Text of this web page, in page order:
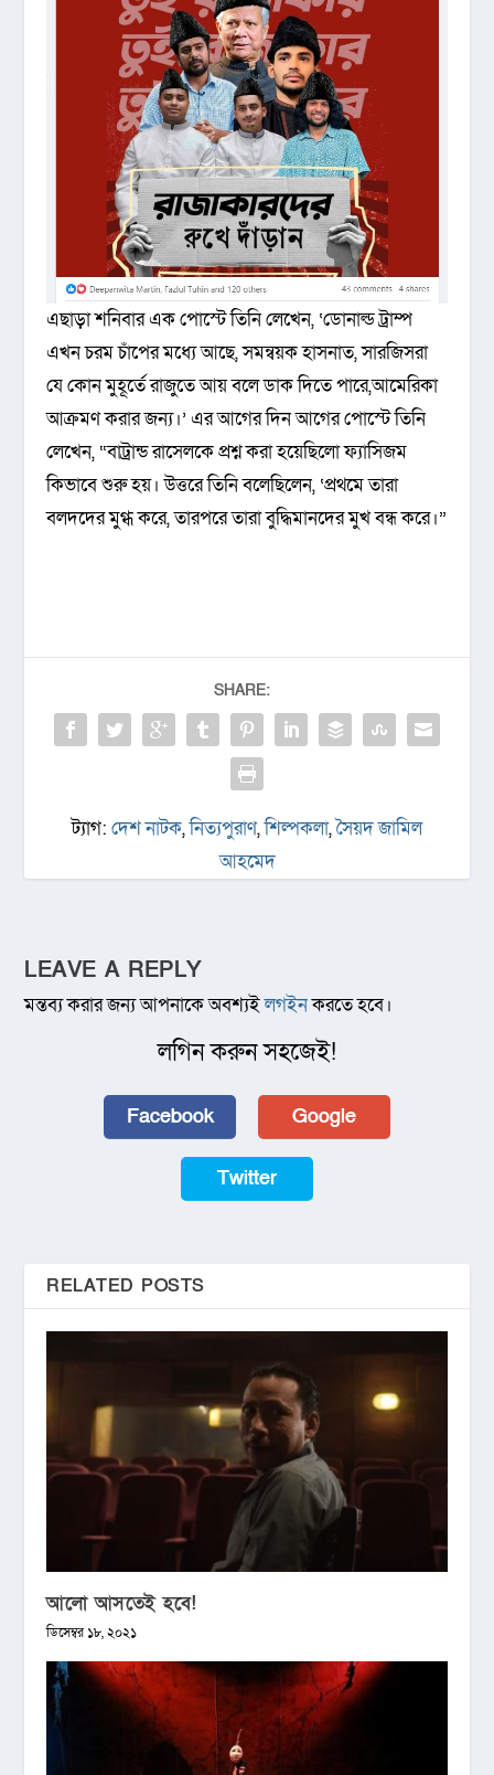
এছাড়া শনিবার এক পোস্টে তিনি লেখেন, ‘ডোনাল্ড ট্রাম্প
এখন চরম চাঁপের মধ্যে আছে, সমন্বয়ক হাসনাত, সারজিসরা
যে কোন মুহূর্তে রাজুতে আয় বলে ডাক দিতে পারে,আমেরিকা
আক্রমণ করার জন্য।’ এর আগের দিন আগের পোস্টে তিনি
লেখেন, “বাট্রান্ড রাসেলকে প্রশ্ন করা হয়েছিলো ফ্যাসিজম
কিভাবে শুরু হয়। উত্তরে তিনি বলেছিলেন, ‘প্রথমে তারা
বলদদের মুগ্ধ করে, তারপরে তারা বুদ্ধিমানদের মুখ বন্ধ করে।”
SHARE:
ট্যাগ: দেশ নাটক,নিত্যপুরাণ,শিল্পকলা,সৈয়দ জামিল
আহমেদ
LEAVE A REPLY
মন্তব্য করার জন্য আপনাকে অবশ্যইলগইনকরতে হবে।
লগিন করুন সহজেই!
Facebook Google
Twitter
RELATED POSTS
আলো আসতেই হবে!
ডিসেম্বর ১৮, ২০২১